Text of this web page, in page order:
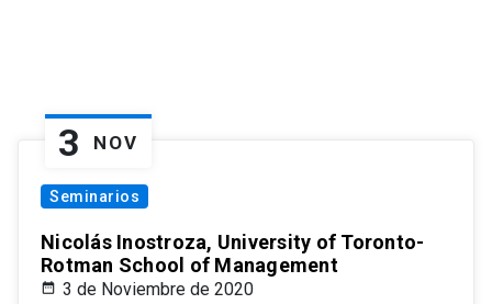
3 NOV
Seminarios
Nicolás Inostroza, University of Toronto-
Rotman School of Management
3 de Noviembre de 2020